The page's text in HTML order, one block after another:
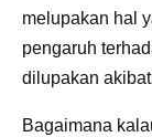
melupakan hal
pengaruh
dilupakan
Bagaimana